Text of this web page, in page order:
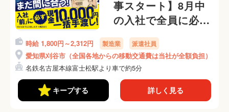
事スタート】8月中
の入社で全員に必ず
10,000円支給！所持
金0円・家なし・携
帯なしOK（67-54）
時給 1,800円～2,312円 製造業 派遣社員
愛知県刈谷市（全国各地からの移動交通費は当社が全額負担）
名鉄名古屋本線富士松駅より車で約5分
キープする 詳しく見る